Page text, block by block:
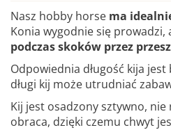
Nasz hobby horse ma
Konia wygodnie się prowadzi,
podczas skoków przez
Odpowiednia długość kija
długi kij może utrudniać
Kij jest osadzony sztywno,
obraca, dzięki czemu chwyt